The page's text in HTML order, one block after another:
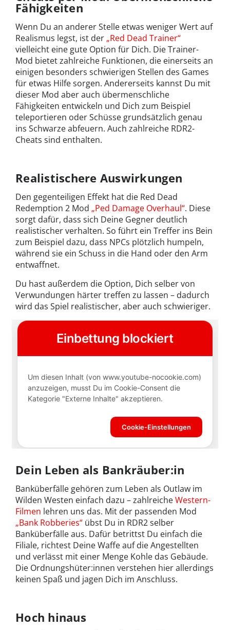
Fähigkeiten
Wenn Du an anderer Stelle etwas weniger Wert auf
Realismus legst, ist der „Red Dead Trainer“
vielleicht eine gute Option für Dich. Die Trainer-
Mod bietet zahlreiche Funktionen, die einerseits an
einigen besonders schwierigen Stellen des Games
für etwas Hilfe sorgen. Andererseits kannst Du mit
dieser Mod aber auch übermenschliche
Fähigkeiten entwickeln und Dich zum Beispiel
teleportieren oder Schüsse grundsätzlich genau
ins Schwarze abfeuern. Auch zahlreiche RDR2-
Cheats sind enthalten.
Realistischere Auswirkungen
Den gegenteiligen Effekt hat die Red Dead
Redemption 2 Mod „Ped Damage Overhaul“. Diese
sorgt dafür, dass sich Deine Gegner deutlich
realistischer verhalten. So führt ein Treffer ins Bein
zum Beispiel dazu, dass NPCs plötzlich humpeln,
während sie ein Schuss in die Hand oder den Arm
entwaffnet.
Du hast außerdem die Option, Dich selber von
Verwundungen härter treffen zu lassen – dadurch
wird das Spiel realistischer, aber auch schwieriger.
Dein Leben als Bankräuber:in
Banküberfälle gehören zum Leben als Outlaw im
Wilden Westen einfach dazu – zahlreicheWestern-
Filmen lehren uns das. Mit der passenden Mod
„Bank Robberies“ übst Du in RDR2 selber
Banküberfälle aus. Dafür betrittst Du einfach die
Filiale, richtest Deine Waffe auf die Angestellten
und verlässt mit einer Menge Kohle das Gebäude.
Die Ordnungshüter:innen verstehen hier allerdings
keinen Spaß und jagen Dich im Anschluss.
Hoch hinaus